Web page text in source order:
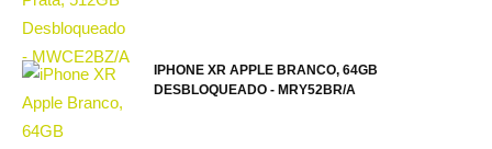
IPHONE XR APPLE BRANCO, 64GB
DESBLOQUEADO - MRY52BR/A